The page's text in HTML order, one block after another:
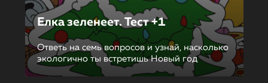
Елка зеленеет. Тест +1
Ответь на семь вопросов и узнай, насколько
экологично ты встретишь Новый год